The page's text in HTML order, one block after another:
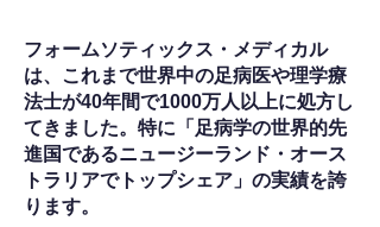
フォームソティックス・メディカル
は、これまで世界中の足病医や理学療
法士が40年間で1000万人以上に処方し
てきました。特に「足病学の世界的先
進国であるニュージーランド・オース
トラリアでトップシェア」の実績を誇
ります。